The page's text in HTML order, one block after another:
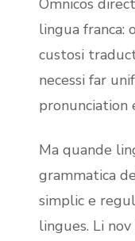
Omnicos
lingua franca:
custosi
necessi far
pronunciation
Ma quande
grammatica
simplic e
lingues. Li